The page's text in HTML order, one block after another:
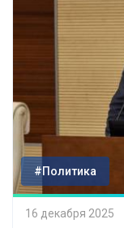
#Политика
16 декабря 2025